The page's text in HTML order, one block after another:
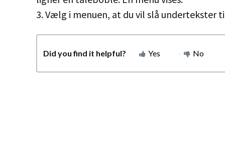
3. Vælg i menuen, at du vil slå undertekster
Did you find it helpful? Yes No